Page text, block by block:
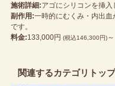
施術詳細:アゴにシリコンを挿入
副作用:一時的にむくみ・内出
です。
料金:133,000円 (税込146,300円)～
関連するカテゴリトッ